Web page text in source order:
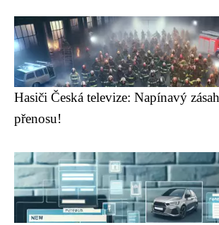
Hasiči Česká televize: Napínavý
přenosu!